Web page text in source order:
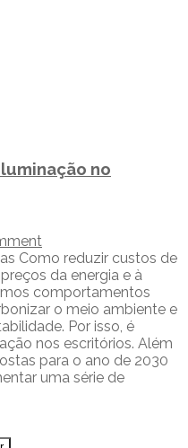
no
Como reduzir custos de
da energia e à
comportamentos
o meio ambiente e
Por isso, é
nos escritórios. Além
para o ano de 2030
uma série de